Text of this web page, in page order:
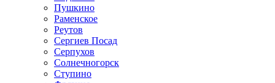
Пушкино
Раменское
Реутов
Сергиев Посад
Серпухов
Солнечногорск
Ступино